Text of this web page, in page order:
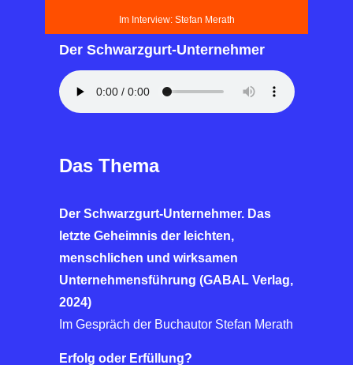
Im Interview: Stefan Merath
Der Schwarzgurt-Unternehmer
Das Thema
Der Schwarzgurt-Unternehmer. Das
letzte Geheimnis der leichten,
menschlichen und wirksamen
Unternehmensführung (GABAL Verlag,
2024)
Im Gespräch der Buchautor Stefan Merath
Erfolg oder Erfüllung?